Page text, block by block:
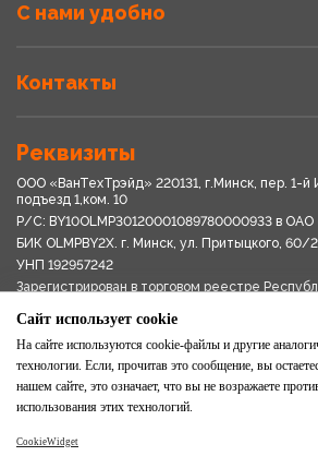
С нами удобно
Контакты
Реквизиты
ООО «ВанТехТрэйд» 220131, г.Минск, пер. 1-й
подъезд 1,ком. 10
Р/С: BY10OLMP30120001089780000933 в OАО
БИК OLMPBY2X. г. Минск, ул. Притыцкого, 60/2
УНП 192957242
Зарегистрирован в торговом реестре
Свидетельство о регистрации №
Мингориспоплком
Политика обработки персональных
Положение о системе
Политика в отношении обработки
Сайт использует cookie
На сайте используются cookie-файлы и другие
технологии. Если, прочитав это сообщение, вы
нашем сайте, это означает, что вы не возражаете
использования этих технологий.
CookieWidget